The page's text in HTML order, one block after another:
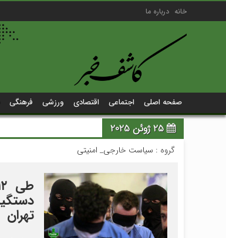
خانه درباره ما
صفحه اصلی اجتماعی اقتصادی ورزشی فرهنگی
25 ژوئن 2025
گروه : سیاست خارجی_ امنیتی
تهران